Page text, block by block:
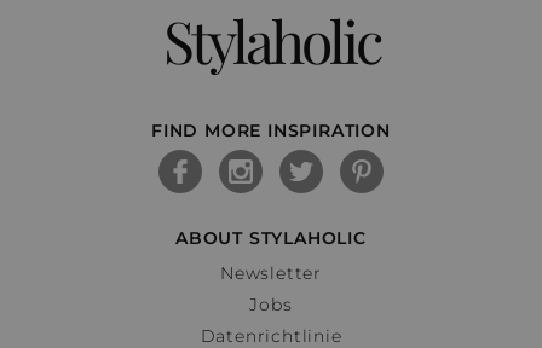
Stylaholic
FIND MORE INSPIRATION
ABOUT STYLAHOLIC
Newsletter
Jobs
Datenrichtlinie